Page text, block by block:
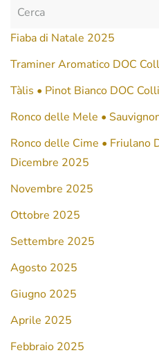
Fiaba di Natale 2025
Traminer Aromatico DOC
Tàlis • Pinot Bianco DOC
Ronco delle Mele •
Ronco delle Cime • Friulano
Dicembre 2025
Novembre 2025
Ottobre 2025
Settembre 2025
Agosto 2025
Giugno 2025
Aprile 2025
Febbraio 2025